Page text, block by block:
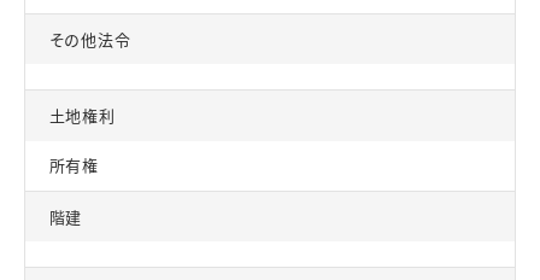
その他法令
土地権利
所有権
階建